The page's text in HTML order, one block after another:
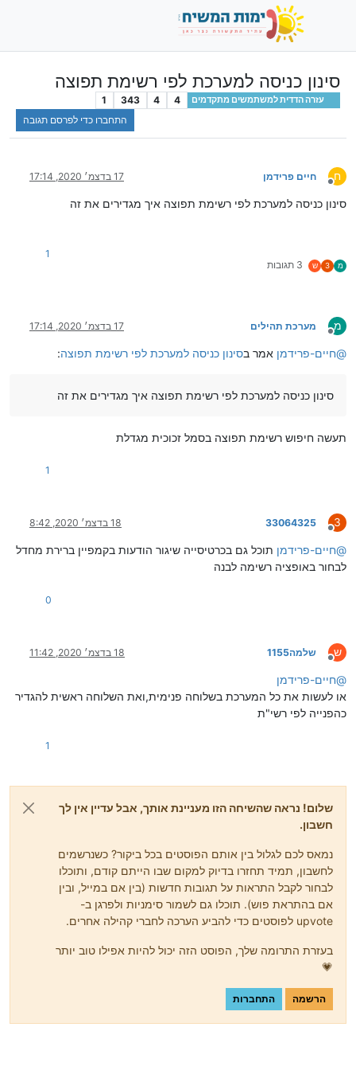
סינון כניסה למערכת לפי רשימת תפוצה
עזרה הדדית למשתמשים מתקדמים 4
4
343
1
התחברו כדי לפרסם תגובה
ח
מנותק
חיים פרידמן 17 בדצמ׳ 2020, 17:14
סינון כניסה למערכת לפי רשימת תפוצה איך מגדירים את זה
מ 3 ש 3 תגובות
1
מ
מנותק
מערכת תהילים 17 בדצמ׳ 2020, 17:14
@חיים-פרידמן אמר בסינון כניסה למערכת לפי רשימת תפוצה:
סינון כניסה למערכת לפי רשימת תפוצה איך מגדירים את זה
תעשה חיפוש רשימת תפוצה בסמל זכוכית מגדלת
1
3
מנותק
33064325 18 בדצמ׳ 2020, 8:42
@חיים-פרידמן תוכל גם בכרטיסייה שיגור הודעות בקמפיין ברירת מחדל
לבחור באופציה רשימה לבנה
0
ש
מנותק
שלמה1155 18 בדצמ׳ 2020, 11:42
@חיים-פרידמן
או לעשות את כל המערכת בשלוחה פנימית,ואת השלוחה ראשית להגדיר
כהפנייה לפי רשי"ת
1
שלום! נראה שהשיחה הזו מעניינת אותך, אבל עדיין אין לך
חשבון.
נמאס לכם לגלול בין אותם הפוסטים בכל ביקור? כשנרשמים
לחשבון, תמיד תחזרו בדיוק למקום שבו הייתם קודם, ותוכלו
לבחור לקבל התראות על תגובות חדשות (בין אם במייל, ובין
אם בהתראת פוש). תוכלו גם לשמור סימניות ולפרגן ב-
upvote לפוסטים כדי להביע הערכה לחברי קהילה אחרים.
בעזרת התרומה שלך, הפוסט הזה יכול להיות אפילו טוב יותר
💗
הרשמה התחברות